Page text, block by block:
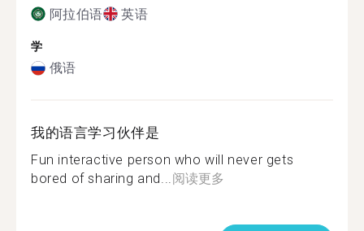
阿拉伯语 英语
学
俄语
我的语言学习伙伴是
Fun interactive person who will never gets
bored of sharing and...阅读更多